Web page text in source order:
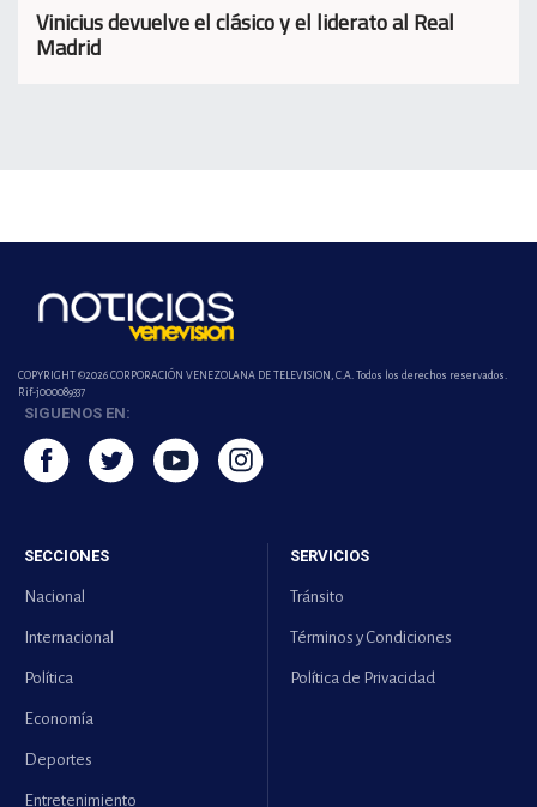
Vinicius devuelve el clásico y el liderato al Real
Madrid
COPYRIGHT ©2026 CORPORACIÓN VENEZOLANA DE TELEVISION, C.A. Todos los derechos reservados.
Rif-j000089337
SIGUENOS EN:
SECCIONES
Nacional
Internacional
Política
Economía
Deportes
Entretenimiento
SERVICIOS
Tránsito
Términos y Condiciones
Política de Privacidad